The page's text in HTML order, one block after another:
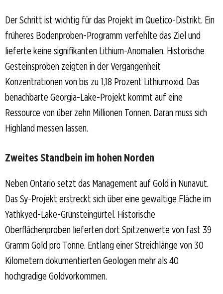
Der Schritt ist wichtig für das Projekt im Quetico-Distrikt. Ein
früheres Bodenproben-Programm verfehlte das Ziel und
lieferte keine signifikanten Lithium-Anomalien. Historische
Gesteinsproben zeigten in der Vergangenheit
Konzentrationen von bis zu 1,18 Prozent Lithiumoxid. Das
benachbarte Georgia-Lake-Projekt kommt auf eine
Ressource von über zehn Millionen Tonnen. Daran muss sich
Highland messen lassen.
Zweites Standbein im hohen Norden
Neben Ontario setzt das Management auf Gold in Nunavut.
Das Sy-Projekt erstreckt sich über eine gewaltige Fläche im
Yathkyed-Lake-Grünsteingürtel. Historische
Oberflächenproben lieferten dort Spitzenwerte von fast 39
Gramm Gold pro Tonne. Entlang einer Streichlänge von 30
Kilometern dokumentierten Geologen mehr als 40
hochgradige Goldvorkommen.